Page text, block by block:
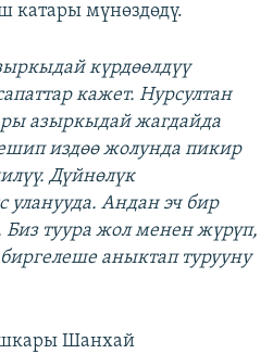
катары мүнөздөдү.
күрдөөлдүү
кажет. Нурсултан
азыркыдай жагдайда
издөө жолунда пикир
Дүйнөлүк
уланууда. Андан эч бир
Биз туура жол менен жүрүп,
аныктап турууну
Шанхай